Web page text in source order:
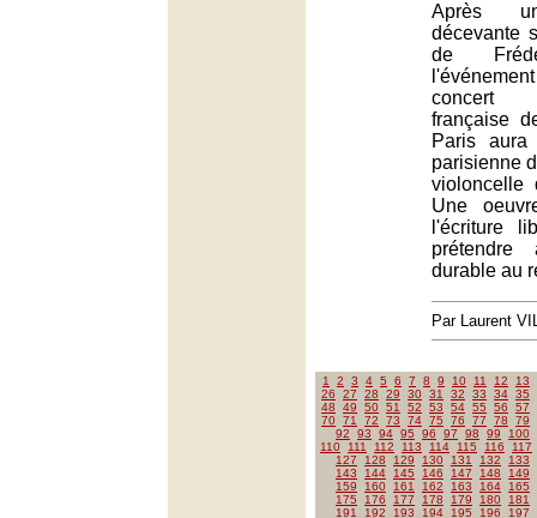
Après
décevante
de
concert
française
Paris
parisienne
violoncelle
Une
l'écriture
durable au
Par Laurent
1 2 3 4 5 6 7 8 9 10 11 12
13
26
27 28 29 30 31 32 33 34 35
48
49 50 51 52 53 54 55 56
57
70 71 72 73 74 75 76 77 78
79
92
93 94 95 96 97 98 99
100
110
111 112 113 114 115 116
117
127
128 129 130 131 132
133
143
144 145 146 147 148
149
159
160 161 162 163 164
165
175
176 177 178 179 180
181
191
192 193 194 195 196
197